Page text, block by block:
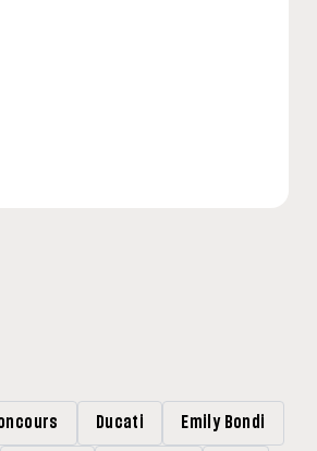
Ducati Emily Bondi